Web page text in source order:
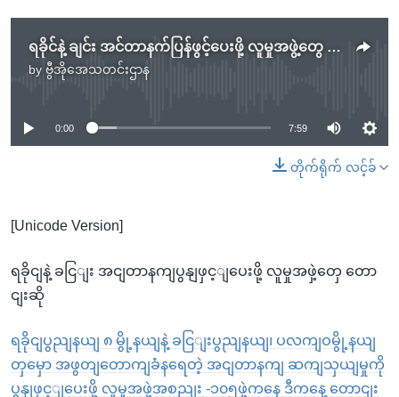
ရခိုင်နဲ့ ချင်း အင်တာနက်ပြန်ဖွင့်ပေးဖို့ လူမှုအဖွဲ့တွေ တောင်းဆို
by ဗွီအိုအေသတင်းဌာန
No media source currently available
0:00 7:59
တိုက်ရိုက် လင့်ခ်
[Unicode Version]
ရခိုငျနဲ့ ခငြျး အငျတာနကျပွနျဖှင့ျပေးဖို့ လူမှုအဖှဲ့တှေ တော
ငျးဆို
ရခိုငျပွညျနယျ ၈ မွို့နယျနဲ့ ခငြျးပွညျနယျ၊ ပလကျဝမွို့နယျ
တှမှော အဖွတျတောကျခံနရေတဲ့ အငျတာနကျ ဆကျသှယျမှုကို
ပွနျဖှင့ျပေးဖို့ လူမှုအဖှဲ့အစညျး -၁၀၅ဖှဲ့ကနေ ဒီကနေ့ တောငျး